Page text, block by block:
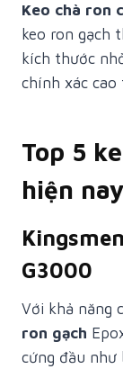
Keo chà ron
keo ron gạch
kích thước
chính xác
Top 5
hiện nay
G3000
Với khả năng
ron gạch
cứng đầu như